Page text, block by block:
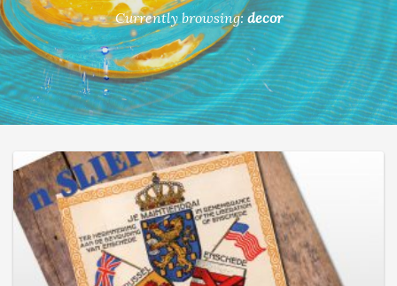
Currently browsing:decor